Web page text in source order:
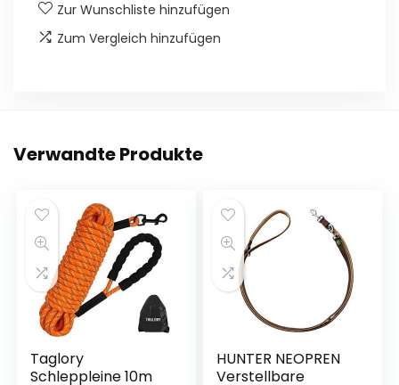
Zur Wunschliste hinzufügen
Zum Vergleich hinzufügen
Verwandte Produkte
Taglory
Schleppleine 10m
HUNTER NEOPREN
Verstellbare